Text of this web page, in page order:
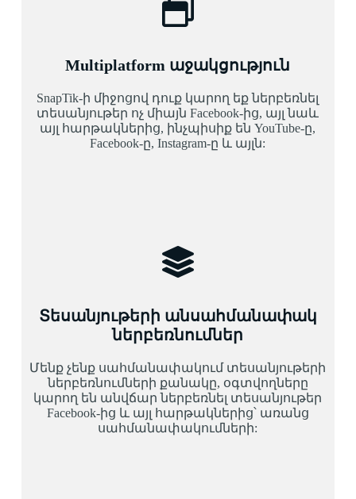
Multiplatform աջակցություն
SnapTik-ի միջոցով դուք կարող եք ներբեռնել
տեսանյութեր ոչ միայն Facebook-ից, այլ նաև
այլ հարթակներից, ինչպիսիք են YouTube-ը,
Facebook-ը, Instagram-ը և այլն:
Տեսանյութերի անսահմանափակ
ներբեռնումներ
Մենք չենք սահմանափակում տեսանյութերի
ներբեռնումների քանակը, օգտվողները
կարող են անվճար ներբեռնել տեսանյութեր
Facebook-ից և այլ հարթակներից՝ առանց
սահմանափակումների: